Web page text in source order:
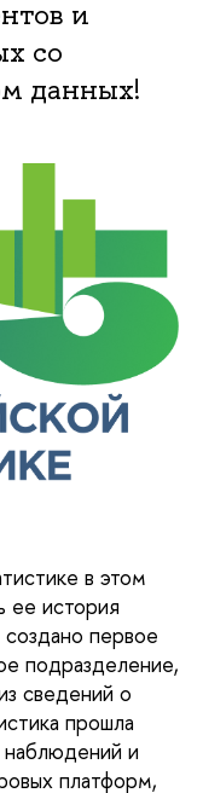
и
со
данных!
в этом
ее история
создано первое
подразделение,
сведений о
прошла
наблюдений и
платформ,